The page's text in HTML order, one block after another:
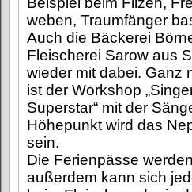
weben, Traumfänger
Auch die Bäckerei
Fleischerei Sarow aus
wieder mit dabei. Ganz
ist der Workshop
Superstar“ mit der
Höhepunkt wird das
sein.
Die Ferienpässe
außerdem kann sich